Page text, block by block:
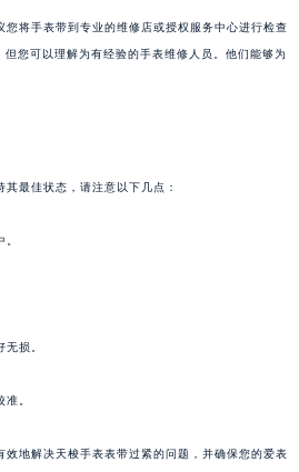
您将手表带到专业的维修店或授权服务中心进行检查
您可以理解为有经验的手表维修人员。他们能够为
最佳状态，请注意以下几点：
损。
。
效地解决天梭手表表带过紧的问题，并确保您的爱表